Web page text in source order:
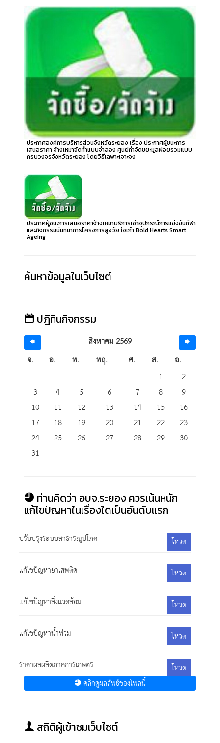
ประกาศองค์การบริหารส่วนจังหวัดระยอง เรื่อง ประกาศผู้ชนะการ
เสนอราคา จ้างเหมาจัดทำแบบจำลอง ศูนย์กำจัดขยะมูลฝอยรวมแบบ
ครบวงจรจังหวัดระยอง โดยวิธีเฉพาะเจาะจง
ประกาศผู้ชนะการเสนอราคาจ้างเหมาบริการเช่าอุปกรณ์การแข่งขันกีฬา
และกิจกรรมนันทนาการโครงการสูงวัย ใจเก๋า Bold Hearts Smart
Ageing
ค้นหาข้อมูลในเว็บไซต์
ปฎิทินกิจกรรม
สิงหาคม 2569
จ.
อ. พ. พฤ. ศ. ส.
อ.
1
2
3
4 5 6 7 8
9
10
11 12 13 14 15
16
17
18 19 20 21 22
23
24
25 26 27 28 29
30
31
ท่านคิดว่า อบจ.ระยอง ควรเน้นหนัก
แก้ไขปัญหาในเรื่องใดเป็นอันดับแรก
ปรับปรุงระบบสาธารณูปโภค โหวต
แก้ไขปัญหายาเสพติด โหวต
แก้ไขปัญหาสิ่งแวดล้อม โหวต
แก้ไขปัญหาน้ำท่วม โหวต
ราคาผลผลิตภาคการเกษตร
โหวต
คลิกดูผลลัพธ์ของโพลนี้
สถิติผู้เข้าชมเว็บไซต์